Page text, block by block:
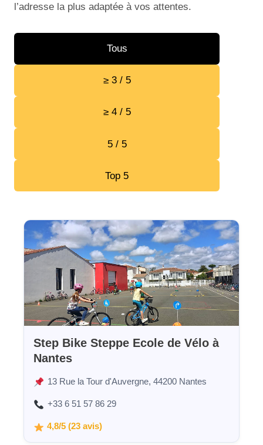
l’adresse la plus adaptée à vos attentes.
Tous
≥ 3 / 5
≥ 4 / 5
5 / 5
Top 5
Step Bike Steppe Ecole de Vélo à
Nantes
13 Rue la Tour d'Auvergne, 44200 Nantes
+33 6 51 57 86 29
4,8/5 (23 avis)